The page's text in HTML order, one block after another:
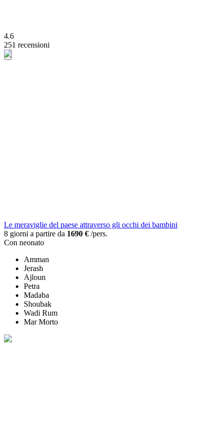
4.6
251 recensioni
Le meraviglie del paese attraverso gli occhi dei bambini
8 giorni a partire da 1690 € /pers.
Con neonato
Amman
Jerash
Ajloun
Petra
Madaba
Shoubak
Wadi Rum
Mar Morto